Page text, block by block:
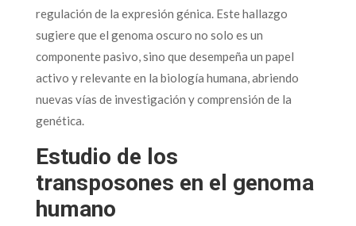
regulación de la expresión génica. Este hallazgo
sugiere que el genoma oscuro no solo es un
componente pasivo, sino que desempeña un papel
activo y relevante en la biología humana, abriendo
nuevas vías de investigación y comprensión de la
genética.
Estudio de los
transposones en el genoma
humano